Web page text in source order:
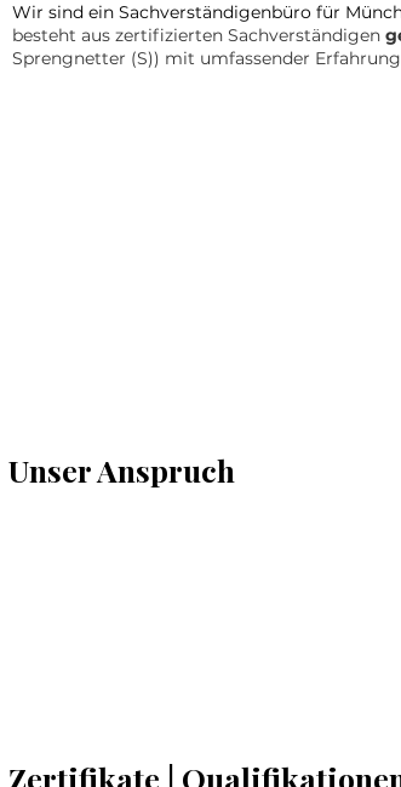
Wir sind ein Sachverständigenbüro für
besteht aus zertifizierten Sachverständigen
Sprengnetter (S)) mit umfassender
Unser Anspruch
Zertifikate |